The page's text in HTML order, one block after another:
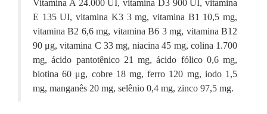
Vitamina A 24.000 UI, vitamina D3 900 UI, vitamina
E 135 UI, vitamina K3 3 mg, vitamina B1 10,5 mg,
vitamina B2 6,6 mg, vitamina B6 3 mg, vitamina B12
90 μg, vitamina C 33 mg, niacina 45 mg, colina 1.700
mg, ácido pantotênico 21 mg, ácido fólico 0,6 mg,
biotina 60 μg, cobre 18 mg, ferro 120 mg, iodo 1,5
mg, manganês 20 mg, selênio 0,4 mg, zinco 97,5 mg.